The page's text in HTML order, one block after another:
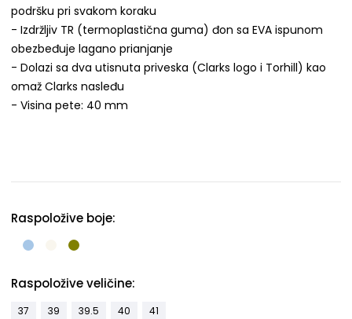
podršku pri svakom koraku
- Izdržljiv TR (termoplastična guma) đon sa EVA ispunom
obezbeđuje lagano prianjanje
- Dolazi sa dva utisnuta priveska (Clarks logo i Torhill) kao
omaž Clarks nasleđu
- Visina pete: 40 mm
Raspoložive boje:
Raspoložive veličine:
37 39 39.5 40 41